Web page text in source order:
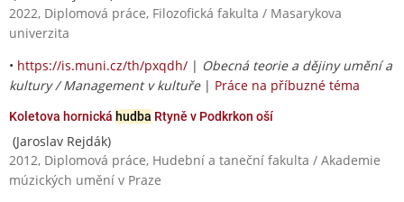
2022, Diplomová práce, Filozofická fakulta / Masarykova
univerzita
• https://is.muni.cz/th/pxqdh/ | Obecná teorie a dějiny umění a
kultury / Management v kultuře| Práce na příbuzné téma
Koletova hornická hudba Rtyně v Podkrkon oší
(Jaroslav Rejdák)
2012, Diplomová práce, Hudební a taneční fakulta / Akademie
múzických umění v Praze